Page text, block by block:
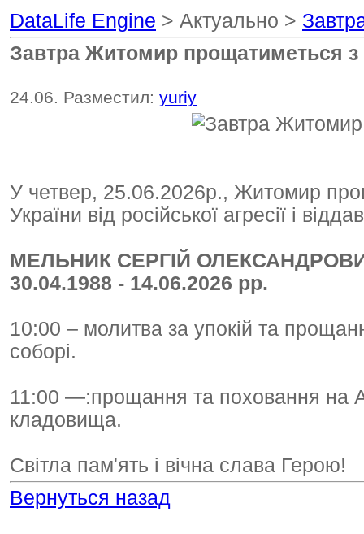
DataLife Engine > Актуально >
Завтра Житомир прощатиметься з
24.06. Разместил: yuriy
У четвер, 25.06.2026р., Житомир
України від російської агресії і
МЕЛЬНИК СЕРГІЙ
30.04.1988 - 14.06.2026 рр.
10:00 – молитва за упокій та
соборі.
11:00 —:прощання та поховання на
кладовища.
Світла пам'ять і вічна слава Герою!
Вернуться назад